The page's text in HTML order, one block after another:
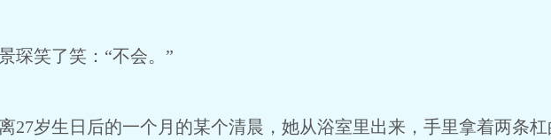
笑了笑：“不会。”
岁生日后的一个月的某个清晨，她从浴室里出来，手里拿着两条杠